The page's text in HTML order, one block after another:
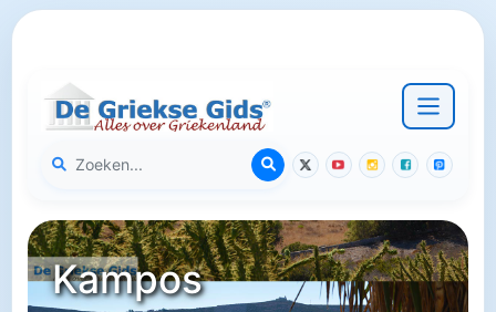
Kampos